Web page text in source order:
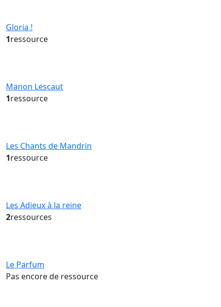
Gloria !
1ressource
Manon Lescaut
1ressource
Les Chants de Mandrin
1ressource
Les Adieux à la reine
2ressources
Le Parfum
Pas encore de ressource